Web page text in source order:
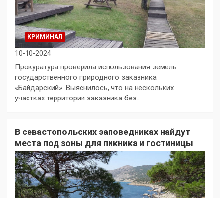
КРИМИНАЛ
10-10-2024
Прокуратура проверила использования земель
государственного природного заказника
«Байдарский». Выяснилось, что на нескольких
участках территории заказника без…
В севастопольских заповедниках найдут
места под зоны для пикника и гостиницы